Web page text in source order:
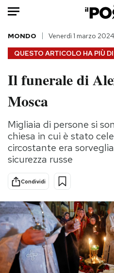
HOME
Italia
Politica
Tecnologia
Internet
Scienza
Cultura
Economia
PODCAST
NEWSLETTER
QUESTO ARTICOLO HA PIÙ DI
MONDO Venerdì 1 marzo 2024
Il funerale di
Mosca
Migliaia di persone si
chiesa in cui è stato
circostante era
sicurezza russe
Condividi